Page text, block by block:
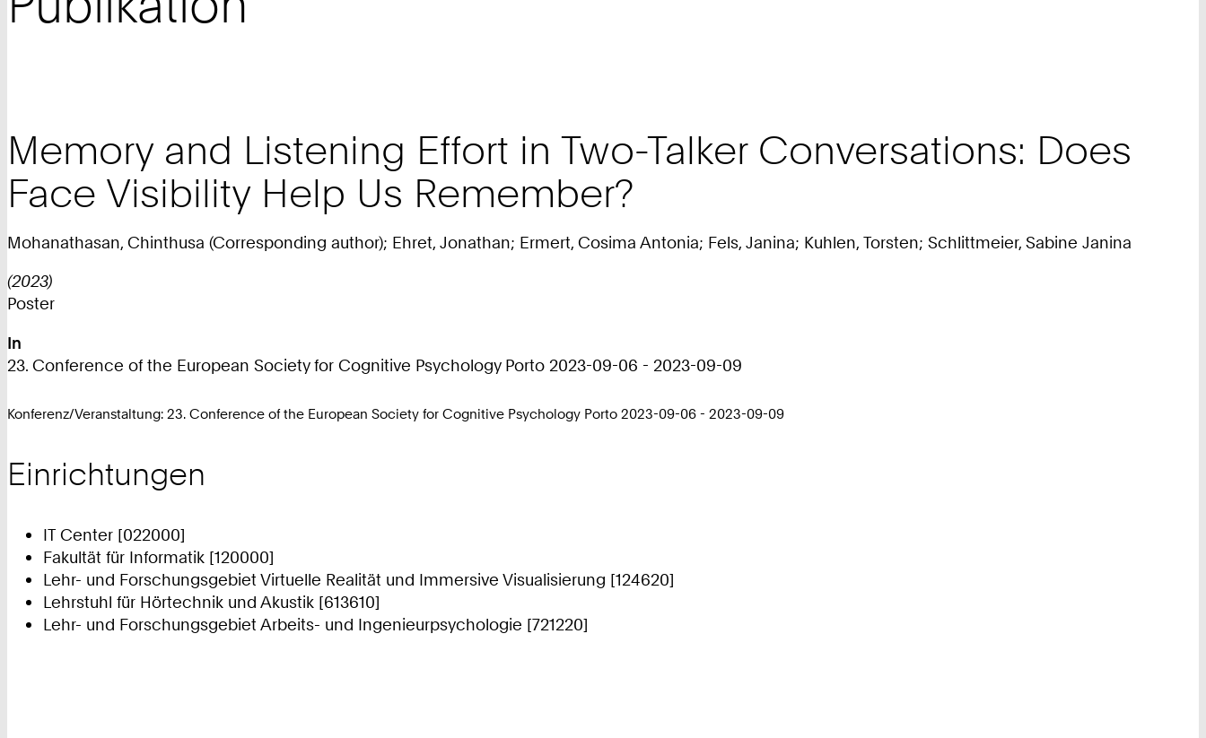
Memory and Listening Effort in Two-Talker Conversations: Does
Face Visibility Help Us Remember?
Mohanathasan, Chinthusa (Corresponding author); Ehret, Jonathan; Ermert, Cosima Antonia; Fels, Janina; Kuhlen, Torsten; Schlittmeier, Sabine Janina
(2023)
Poster
In
23. Conference of the European Society for Cognitive Psychology Porto 2023-09-06 - 2023-09-09
Konferenz/Veranstaltung: 23. Conference of the European Society for Cognitive Psychology Porto 2023-09-06 - 2023-09-09
Einrichtungen
IT Center [022000]
Fakultät für Informatik [120000]
Lehr- und Forschungsgebiet Virtuelle Realität und Immersive Visualisierung [124620]
Lehrstuhl für Hörtechnik und Akustik [613610]
Lehr- und Forschungsgebiet Arbeits- und Ingenieurpsychologie [721220]